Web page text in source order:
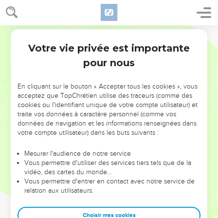
NE MANQUEZ PAS L’ÉVÉNEMENT
DE L’ANNÉE !
ET SI LEURS ERREURS POUVAIENT VOUS ÉVITER LES
VOTRES ?
leur foi ou leur vision. Mais on voit moins les doutes, les erreurs
et les saisons difficiles qu'ils ont traversés, alors même que ce
sont elles qui les ont façonnés.
Dans cette conférence, leaders, entrepreneurs, et responsables
clés pour avancer avec plus de sagesse afin que leurs erreurs
Votre vie privée est importante
pour nous
En cliquant sur le bouton « Accepter tous les cookies », vous
acceptez que TopChrétien utilise des traceurs (comme des
cookies ou l'identifiant unique de votre compte utilisateur) et
traite vos données à caractère personnel (comme vos
données de navigation et les informations renseignées dans
votre compte utilisateur) dans les buts suivants :
Mesurer l'audience de notre service
Vous permettre d'utiliser des services tiers tels que de la
vidéo, des cartes du monde…
Vous permettre d'entrer en contact avec notre service de
relation aux utilisateurs.
Choisir mes cookies